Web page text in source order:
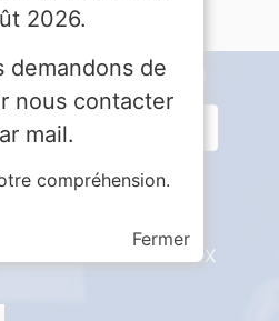
Tél :04 66 65 30 03
11 Bd des Capucins
48003 MENDE CEDEX
Fermer
2026.
demandons de
nous contacter
mail.
compréhension.